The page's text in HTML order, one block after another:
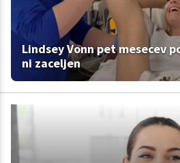
Lindsey Vonn pet mesecev
ni zaceljen